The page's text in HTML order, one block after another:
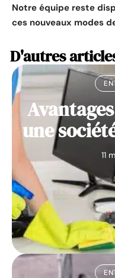
Notre équipe reste
ces nouveaux modes
D'autres
une
11